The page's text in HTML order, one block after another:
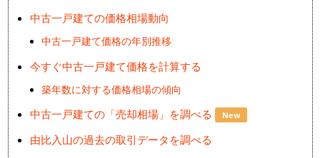
中古一戸建ての価格相場動向
中古一戸建て価格の年別推移
今すぐ中古一戸建て価格を計算する
築年数に対する価格相場の傾向
中古一戸建ての「売却相場」を調べる New
由比入山の過去の取引データを調べる